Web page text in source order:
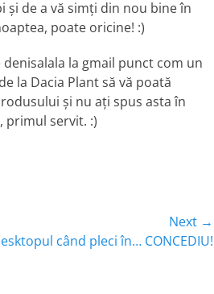
de a vă simţi din nou bine în
poate oricine! :)
la gmail punct com un
la Dacia Plant să vă poată
şi nu aţi spus asta în
primul servit. :)
Next →
când pleci în… CONCEDIU!